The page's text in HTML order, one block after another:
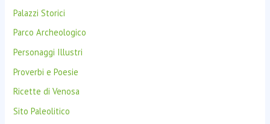
Palazzi Storici
Parco Archeologico
Personaggi Illustri
Proverbi e Poesie
Ricette di Venosa
Sito Paleolitico